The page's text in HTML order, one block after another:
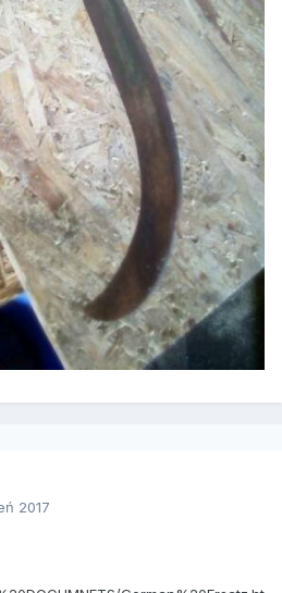
2017